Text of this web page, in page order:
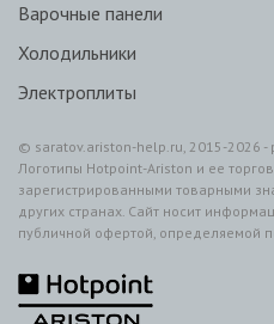
Варочные панели
Холодильники
Электроплиты
© saratov.ariston-help.ru, 2015-2026 -
Логотипы Hotpoint-Ariston и ее
зарегистрированными товарными
других странах. Сайт носит
публичной офертой, определяемой